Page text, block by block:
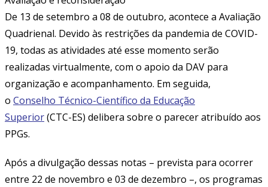
De 13 de setembro a 08 de outubro, acontece a Avaliação
Quadrienal. Devido às restrições da pandemia de COVID-
19, todas as atividades até esse momento serão
realizadas virtualmente, com o apoio da DAV para
organização e acompanhamento. Em seguida,
o Conselho Técnico-Científico da Educação
Superior(CTC-ES) delibera sobre o parecer atribuído aos
PPGs.
Após a divulgação dessas notas – prevista para ocorrer
entre 22 de novembro e 03 de dezembro –, os programas